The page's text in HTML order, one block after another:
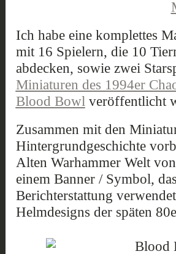
Ich habe eine komplettes
mit 16 Spielern, die 10
abdecken, sowie zwei
Miniaturen des 1994er
Blood Bowl veröffentlicht
Zusammen mit den
Hintergrundgeschichte
Alten Warhammer Welt
einem Banner / Symbol,
Berichterstattung
Helmdesigns der späten